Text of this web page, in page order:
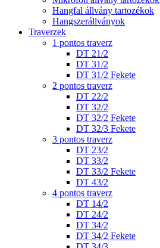
Hangfal állvány tartozékok
Hangszerállványok
Traverzek
1 pontos traverz
DT 21/2
DT 31/2
DT 31/2 Fekete
2 pontos traverz
DT 22/2
DT 32/2
DT 32/2 Fekete
DT 32/3 Fekete
3 pontos traverz
DT 23/2
DT 33/2
DT 33/2 Fekete
DT 43/2
4 pontos traverz
DT 14/2
DT 24/2
DT 34/2
DT 34/2 Fekete